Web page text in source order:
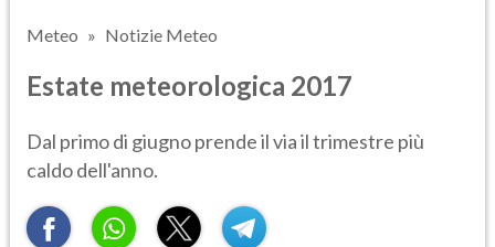
Meteo Notizie Meteo
Estate meteorologica 2017
Dal primo di giugno prende il via il trimestre più
caldo dell'anno.